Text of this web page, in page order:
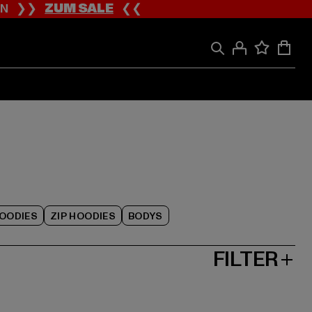
❯❯ZUM SALE❮❮
ZIP HOODIES BODYS
FILTER